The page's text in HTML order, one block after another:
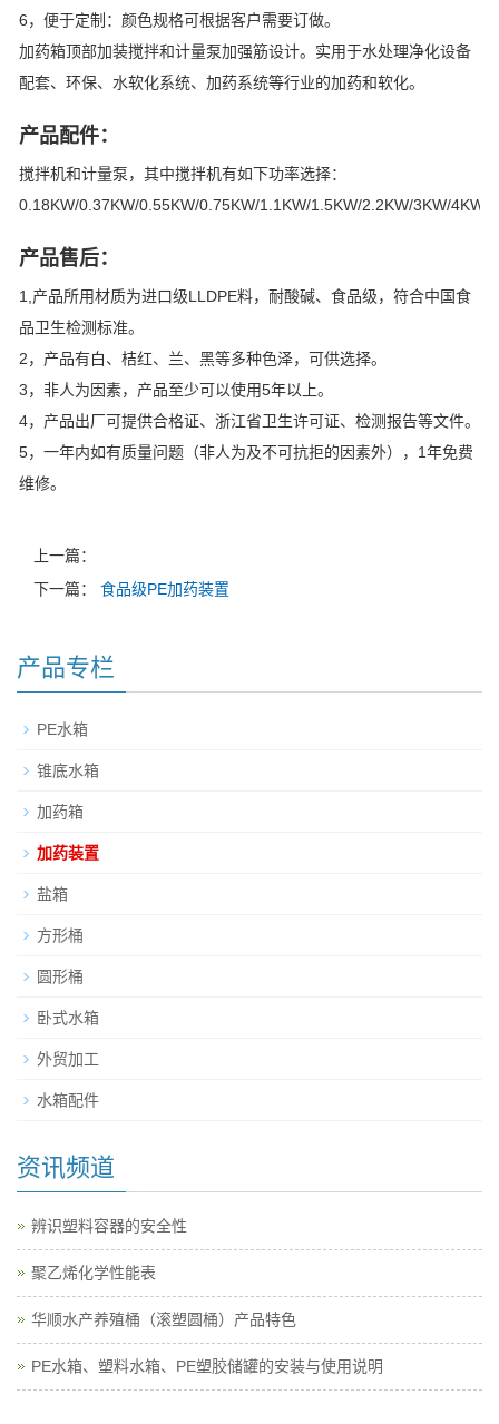
6，便于定制：颜色规格可根据客户需要订做。
加药箱顶部加装搅拌和计量泵加强筋设计。实用于水处理净化设备
配套、环保、水软化系统、加药系统等行业的加药和软化。
产品配件：
搅拌机和计量泵，其中搅拌机有如下功率选择：
0.18KW/0.37KW/0.55KW/0.75KW/1.1KW/1.5KW/2.2KW/3KW/4KW/
产品售后：
1,产品所用材质为进口级LLDPE料，耐酸碱、食品级，符合中国食
品卫生检测标准。
2，产品有白、桔红、兰、黑等多种色泽，可供选择。
3，非人为因素，产品至少可以使用5年以上。
4，产品出厂可提供合格证、浙江省卫生许可证、检测报告等文件。
5，一年内如有质量问题（非人为及不可抗拒的因素外），1年免费
维修。
上一篇：
下一篇：
食品级PE加药装置
产品专栏
PE水箱
锥底水箱
加药箱
加药装置
盐箱
方形桶
圆形桶
卧式水箱
外贸加工
水箱配件
资讯频道
辨识塑料容器的安全性
聚乙烯化学性能表
华顺水产养殖桶（滚塑圆桶）产品特色
PE水箱、塑料水箱、PE塑胶储罐的安装与使用说明